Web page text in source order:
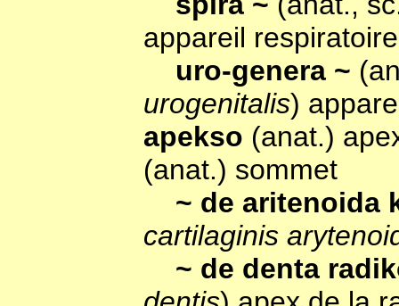
appareil respiratoire
uro-genera ~
urogenitalis)
apekso (anat.)
(anat.) sommet
~ de aritenoida
cartilaginis
~ de denta